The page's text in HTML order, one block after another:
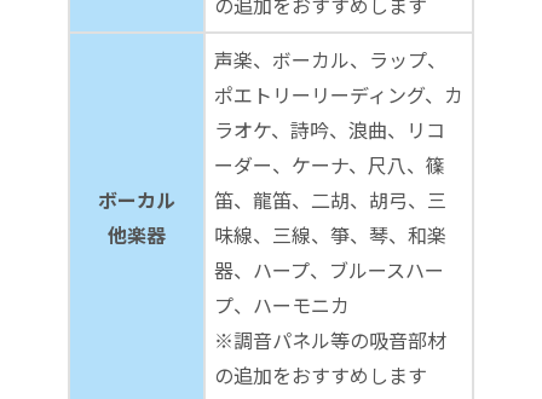
ボーカル
他楽器
声楽、ボーカル、ラップ、
ポエトリーリーディング、カ
ラオケ、詩吟、浪曲、リコ
ーダー、ケーナ、尺八、篠
笛、龍笛、二胡、胡弓、三
味線、三線、箏、琴、和楽
器、ハープ、ブルースハー
プ、ハーモニカ
※調音パネル等の吸音部材
の追加をおすすめします